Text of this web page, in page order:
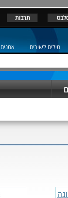
תרבות
מילים לשירים אמנים